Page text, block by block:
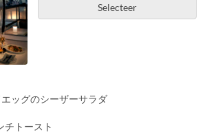
Selecteer
ッグのシーザーサラダ
チトースト